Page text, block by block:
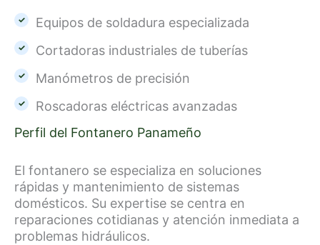
Equipos de soldadura especializada
Cortadoras industriales de tuberías
Manómetros de precisión
Roscadoras eléctricas avanzadas
Perfil del Fontanero Panameño
El fontanero se especializa en soluciones
rápidas y mantenimiento de sistemas
domésticos. Su expertise se centra en
reparaciones cotidianas y atención inmediata a
problemas hidráulicos.